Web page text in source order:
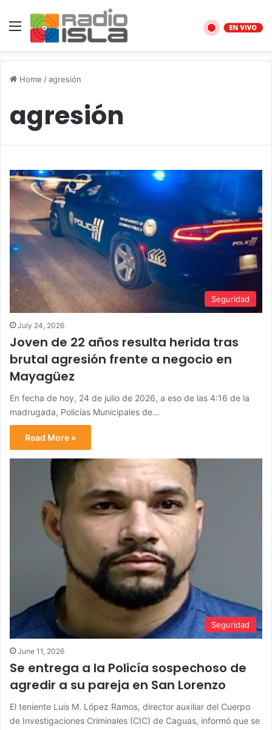
Menu
Home /agresión
agresión
Seguridad
July 24, 2026
Joven de 22 años resulta herida tras
brutal agresión frente a negocio en
Mayagüez
En fecha de hoy, 24 de julio de 2026, a eso de las 4:16 de la
madrugada, Policías Municipales de…
Read More »
Seguridad
June 11, 2026
Se entrega a la Policía sospechoso de
agredir a su pareja en San Lorenzo
El teniente Luis M. López Ramos, director auxiliar del Cuerpo
de Investigaciones Criminales (CIC) de Caguas, informó que se